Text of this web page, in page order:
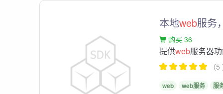
本地web服务
购买 36
提供web服务器
（
web web服务 服